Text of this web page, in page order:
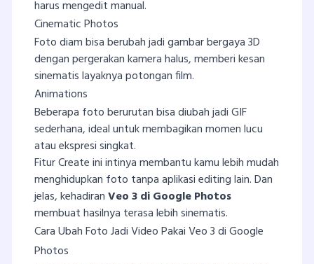
harus mengedit manual.
Cinematic Photos
Foto diam bisa berubah jadi gambar bergaya 3D
dengan pergerakan kamera halus, memberi kesan
sinematis layaknya potongan film.
Animations
Beberapa foto berurutan bisa diubah jadi GIF
sederhana, ideal untuk membagikan momen lucu
atau ekspresi singkat.
Fitur Create ini intinya membantu kamu lebih mudah
menghidupkan foto tanpa aplikasi editing lain. Dan
jelas, kehadiranVeo 3 di Google Photos
membuat hasilnya terasa lebih sinematis.
Cara Ubah Foto Jadi Video Pakai Veo 3 di Google
Photos